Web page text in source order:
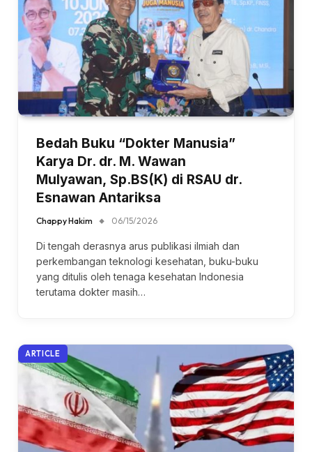
Bedah Buku “Dokter Manusia”
Karya Dr. dr. M. Wawan
Mulyawan, Sp.BS(K) di RSAU dr.
Esnawan Antariksa
Chappy Hakim 06/15/2026
Di tengah derasnya arus publikasi ilmiah dan
perkembangan teknologi kesehatan, buku-buku
yang ditulis oleh tenaga kesehatan Indonesia
terutama dokter masih…
ARTICLE